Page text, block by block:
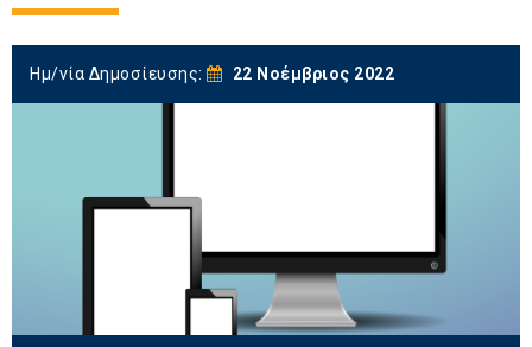
Ημ/νία Δημοσίευσης: 22 Νοέμβριος 2022